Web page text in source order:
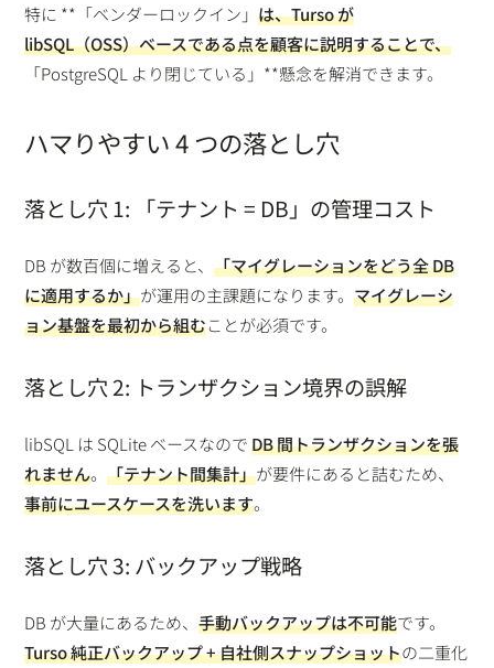
特に **「ベンダーロックイン」は、Turso が
libSQL（OSS）ベースである点を顧客に説明することで、
「PostgreSQL より閉じている」**懸念を解消できます。
ハマりやすい 4 つの落とし穴
落とし穴 1: 「テナント = DB」の管理コスト
DB が数百個に増えると、「マイグレーションをどう全 DB
に適用するか」が運用の主課題になります。マイグレーシ
ョン基盤を最初から組むことが必須です。
落とし穴 2: トランザクション境界の誤解
libSQL は SQLite ベースなのでDB 間トランザクションを張
れません。「テナント間集計」が要件にあると詰むため、
事前にユースケースを洗います。
落とし穴 3: バックアップ戦略
DB が大量にあるため、手動バックアップは不可能です。
Turso 純正バックアップ + 自社側スナップショットの二重化